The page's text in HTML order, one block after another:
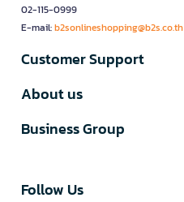
02-115-0999
E-mail:b2sonlineshopping@b2s.co.th
Customer Support
About us
Business Group
Follow Us​